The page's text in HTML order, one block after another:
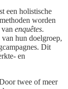
een holistische
worden
enquêtes.
hun doelgroep,
Dit
en
twee of meer